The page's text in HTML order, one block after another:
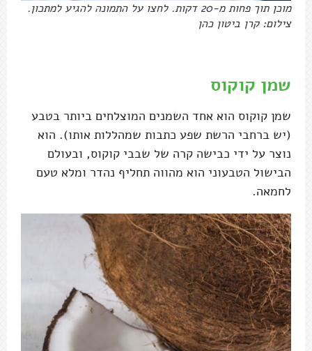
מוכן תוך פחות מ-20 דקות. לחצו על התמונה להגיע למתכון.
צילום: קרן ביטון כהן
שמן קוקוס
שמן קוקוס הוא אחד השמנים המוצלחים ביותר בטבע
(יש ברחבי הרשת שפע כתבות שמהללות אותו). הוא
נוצר על ידי כבישה קרה של שבבי קוקוס, ובעולם
הבישול הטבעוני הוא מהווה תחליף נהדר ומלא טעם
לחמאה.